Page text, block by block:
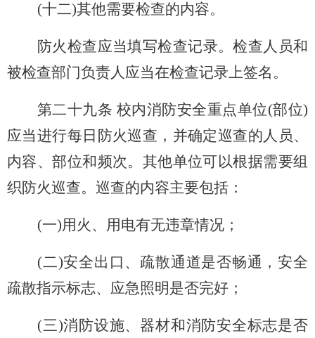
(十二)其他需要检查的内容。
防火检查应当填写检查记录。检查人员和
被检查部门负责人应当在检查记录上签名。
第二十九条 校内消防安全重点单位(部位)
应当进行每日防火巡查，并确定巡查的人员、
内容、部位和频次。其他单位可以根据需要组
织防火巡查。巡查的内容主要包括：
(一)用火、用电有无违章情况；
(二)安全出口、疏散通道是否畅通，安全
疏散指示标志、应急照明是否完好；
(三)消防设施、器材和消防安全标志是否